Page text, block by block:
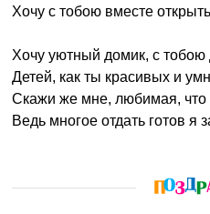
Хочу с тобою вместе
Хочу уютный домик, с тобою
Детей, как ты красивых и
Скажи же мне, любимая,
Ведь многое отдать готов я